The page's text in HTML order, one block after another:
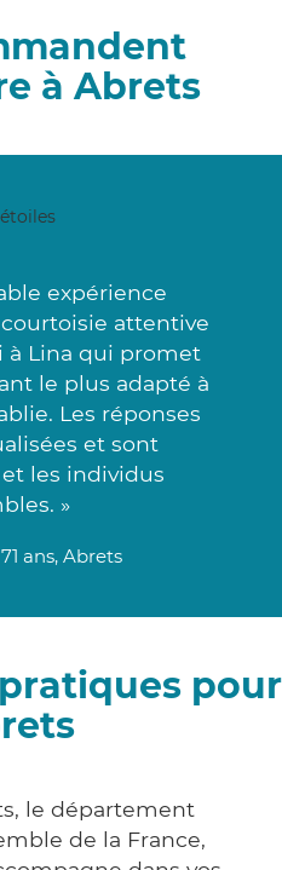
à Abrets
expérience
attentive
à Lina qui promet
le plus adapté à
Les réponses
et sont
les individus
»
ans, Abrets
pour
le département
de la France,